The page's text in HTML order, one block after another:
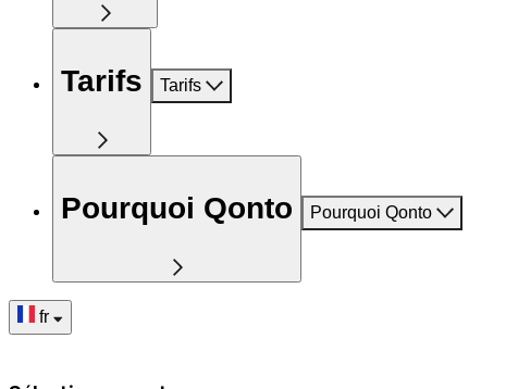
Tarifs Tarifs
Pourquoi Qonto Pourquoi Qonto
fr